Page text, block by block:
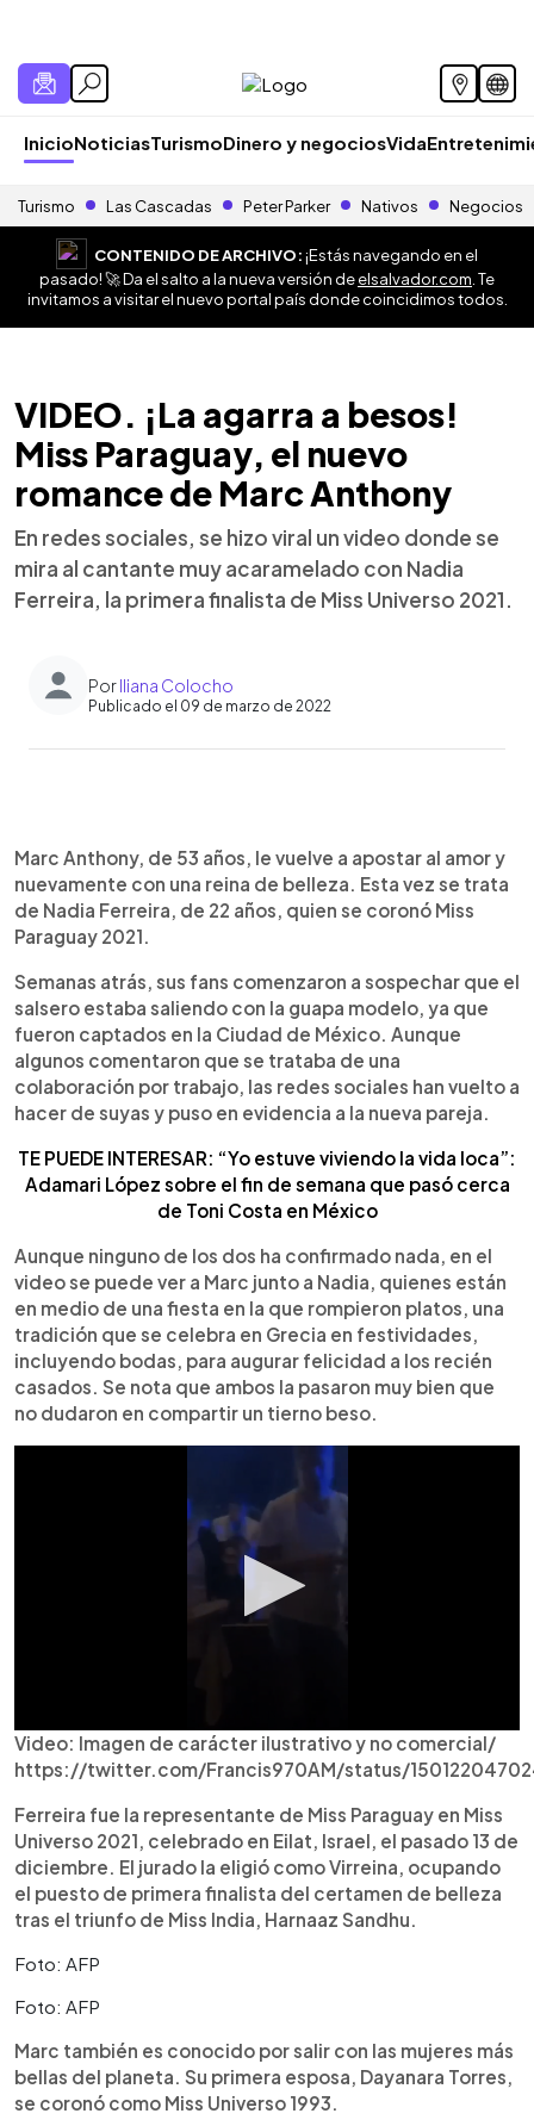
InicioNoticiasTurismoDinero y negociosVida
Turismo Las Cascadas Peter Parker Nativos Negocios
CONTENIDO DE ARCHIVO:¡Estás navegando en el
pasado! 🚀 Da el salto a la nueva versión deelsalvador.com . Te
invitamos a visitar el nuevo portal país donde coincidimos todos.
VIDEO. ¡La agarra a besos!
Miss Paraguay, el nuevo
romance de Marc Anthony
En redes sociales, se hizo viral un video donde se
mira al cantante muy acaramelado con Nadia
Ferreira, la primera finalista de Miss Universo 2021.
PorIliana Colocho
Publicado el 09 de marzo de 2022
► Escuchar artículo
Marc Anthony, de 53 años, le vuelve a apostar al amor y
nuevamente con una reina de belleza. Esta vez se trata
de Nadia Ferreira, de 22 años, quien se coronó Miss
Paraguay 2021.
Semanas atrás, sus fans comenzaron a sospechar que el
salsero estaba saliendo con la guapa modelo, ya que
fueron captados en la Ciudad de México. Aunque
algunos comentaron que se trataba de una
colaboración por trabajo, las redes sociales han vuelto a
hacer de suyas y puso en evidencia a la nueva pareja.
TE PUEDE INTERESAR: “Yo estuve viviendo la vida loca”:
Adamari López sobre el fin de semana que pasó cerca
de Toni Costa en México
Aunque ninguno de los dos ha confirmado nada, en el
video se puede ver a Marc junto a Nadia, quienes están
en medio de una fiesta en la que rompieron platos, una
tradición que se celebra en Grecia en festividades,
incluyendo bodas, para augurar felicidad a los recién
casados. Se nota que ambos la pasaron muy bien que
no dudaron en compartir un tierno beso.
Video: Imagen de carácter ilustrativo y no comercial/
https://twitter.com/Francis970AM/status/
Ferreira fue la representante de Miss Paraguay en Miss
Universo 2021, celebrado en Eilat, Israel, el pasado 13 de
diciembre. El jurado la eligió como Virreina, ocupando
el puesto de primera finalista del certamen de belleza
tras el triunfo de Miss India, Harnaaz Sandhu.
Foto: AFP
Foto: AFP
Marc también es conocido por salir con las mujeres más
bellas del planeta. Su primera esposa, Dayanara Torres,
se coronó como Miss Universo 1993.